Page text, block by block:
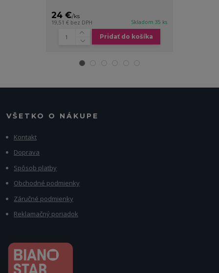
24 €/ks
19,51 € bez DPH Skladom 35 ks
Pridať do košíka
VŠETKO O NÁKUPE
Kontakt
Doprava
Spôsob platby
Obchodné podmienky
Záručné podmienky
Reklamačný poriadok